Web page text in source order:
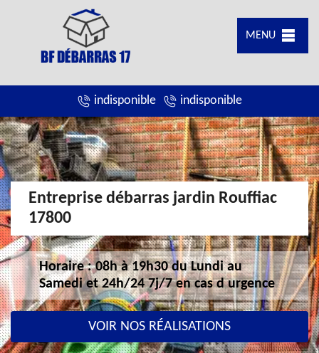
MENU
indisponible indisponible
Entreprise débarras jardin Rouffiac
17800
Horaire : 08h à 19h30 du Lundi au
Samedi et 24h/24 7j/7 en cas d urgence
VOIR NOS RÉALISATIONS